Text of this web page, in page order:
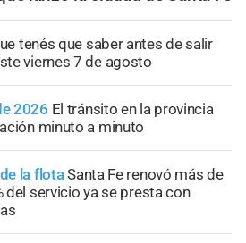
tenés que saber antes de salir
viernes 7 de agosto
2026 El tránsito en la provincia
minuto a minuto
la flotaSanta Fe renovó más de
del servicio ya se presta con